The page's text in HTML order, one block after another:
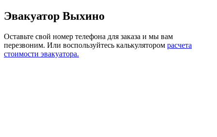
Эвакуатор Выхино
Оставьте свой номер телефона для заказа и мы вам
перезвоним. Или воспользуйтесь калькулятором расчета
стоимости эвакуатора.